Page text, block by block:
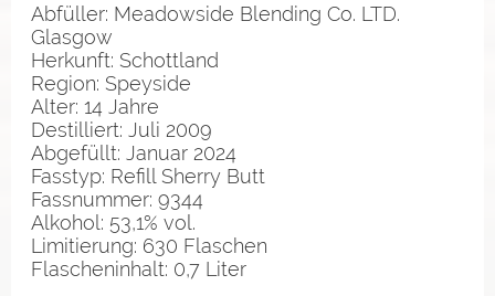
Abfüller: Meadowside Blending Co. LTD.
Glasgow
Herkunft: Schottland
Region: Speyside
Alter: 14 Jahre
Destilliert: Juli 2009
Abgefüllt: Januar 2024
Fasstyp: Refill Sherry Butt
Fassnummer: 9344
Alkohol: 53,1% vol.
Limitierung: 630 Flaschen
Flascheninhalt: 0,7 Liter